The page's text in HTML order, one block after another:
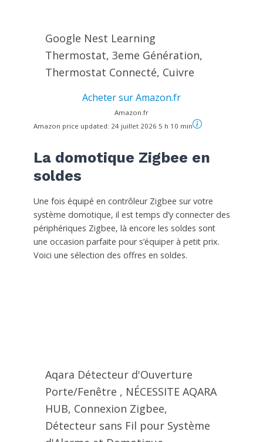
Google Nest Learning
Thermostat, 3eme Génération,
Thermostat Connecté, Cuivre
Acheter sur Amazon.fr
Amazon.fr
Amazon price updated: 24 juillet 2026 5 h 10 min
La domotique Zigbee en
soldes
Une fois équipé en contrôleur Zigbee sur votre
système domotique, il est temps d’y connecter des
périphériques Zigbee, là encore les soldes sont
une occasion parfaite pour s’équiper à petit prix.
Voici une sélection des offres en soldes.
Aqara Détecteur d'Ouverture
Porte/Fenêtre , NÉCESSITE AQARA
HUB, Connexion Zigbee,
Détecteur sans Fil pour Système